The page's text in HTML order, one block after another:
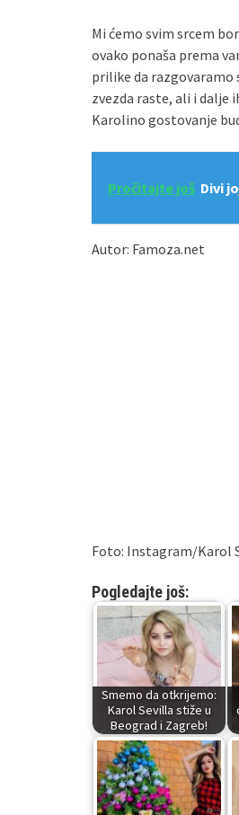
Mi ćemo svim srcem
ovako ponaša prema
prilike da razgovaramo
zvezda raste, ali i dalje
Karolino gostovanje
Pročitajte još Divi
Autor: Famoza.net
Foto: Instagram/Karol
Pogledajte još:
Smemo da otkrijemo:
Karol Sevilla stiže u
Beograd i Zagreb!